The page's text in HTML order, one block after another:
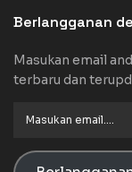
Berlangganan
Masukan email
terbaru dan